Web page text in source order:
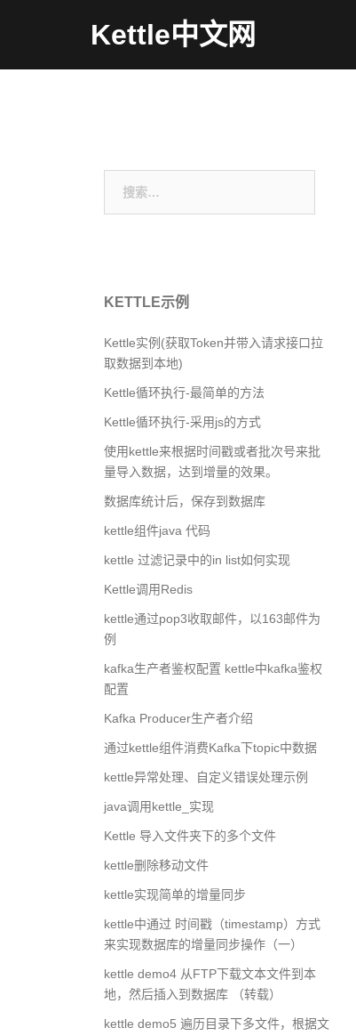
Kettle中文网
索：
KETTLE示例
Kettle实例(获取Token并带入请求接口拉
取数据到本地)
Kettle循环执行-最简单的方法
Kettle循环执行-采用js的方式
使用kettle来根据时间戳或者批次号来批
量导入数据，达到增量的效果。
数据库统计后，保存到数据库
kettle组件java 代码
kettle 过滤记录中的in list如何实现
Kettle调用Redis
kettle通过pop3收取邮件，以163邮件为
例
kafka生产者鉴权配置 kettle中kafka鉴权
配置
Kafka Producer生产者介绍
通过kettle组件消费Kafka下topic中数据
kettle异常处理、自定义错误处理示例
java调用kettle_实现
Kettle 导入文件夹下的多个文件
kettle删除移动文件
kettle实现简单的增量同步
kettle中通过 时间戳（timestamp）方式
来实现数据库的增量同步操作（一）
kettle demo4 从FTP下载文本文件到本
地，然后插入到数据库 （转载）
kettle demo5 遍历目录下多文件，根据文